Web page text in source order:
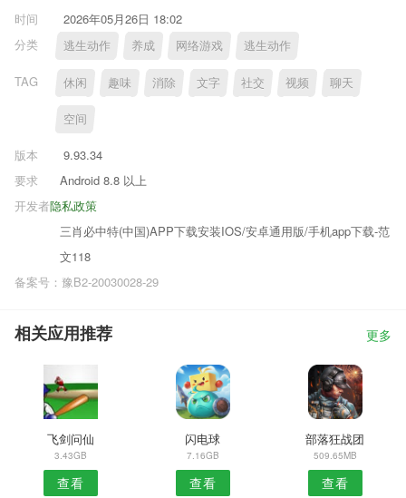
时间
2026年05月26日 18:02
分类
逃生动作 养成 网络游戏 逃生动作
TAG 休闲 趣味 消除 文字 社交 视频 聊天
空间
版本
9.93.34
要求
Android 8.8 以上
隐私政策
开发者
三肖必中特(中国)APP下载安装IOS/安卓通用版/手机app下载-范
文118
备案号：豫B2-20030028-29
相关应用推荐 更多
飞剑问仙
3.43GB
查看
闪电球
7.16GB
查看
部落狂战团
509.65MB
查看